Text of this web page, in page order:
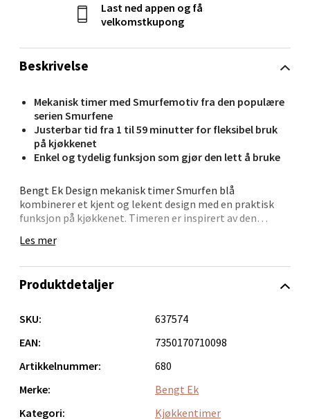
Beskrivelse
Mekanisk timer med Smurfemotiv fra den populære
serien Smurfene
Justerbar tid fra 1 til 59 minutter for fleksibel bruk
på kjøkkenet
Enkel og tydelig funksjon som gjør den lett å bruke
Bengt Ek Design mekanisk timer Smurfen blå
kombinerer et kjent og lekent design med en praktisk
funksjon på kjøkkenet. Timeren er inspirert av den
nedtellingen er ferdig.
mekanismen og deretter velge ønsket tid. Den passer til
middag eller trenger en påminnelse under
timeren fungerer uten batterier.
Kan timeren brukes uten batterier?
Ja, timeren er helt mekanisk og trenger ikke batterier.
Hvor lang nedtelling kan jeg stille inn?
Les mer
Last ned appen og få
velkomstkupong
Produktdetaljer
SKU:
637574
EAN:
7350170710098
Artikkelnummer:
680
Merke:
Bengt Ek
Kategori:
Kjøkkentimer
Bolagsgata 1, 8514 Narvik
0 i butikk
Velg
Bergen - Oasen Senter
Folke Bernadottes vei 52, 5147 Fyllingsdalen
Åpent i dag 10-21
0 i butikk
Oppdal - Aunasenteret